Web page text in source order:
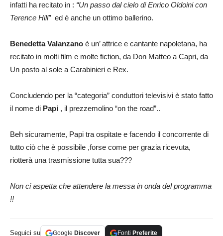
infatti ha recitato in : “Un passo dal cielo di Enrico Oldoini con
Terence Hill”ed è anche un ottimo ballerino.
Benedetta Valanzano è un’ attrice e cantante napoletana, ha
recitato in molti film e molte fiction, da Don Matteo a Capri, da
Un posto al sole a Carabinieri e Rex.
Concludendo per la “categoria” conduttori televisivi è stato fatto
il nome di Papi , il prezzemolino “on the road”..
Beh sicuramente, Papi tra ospitate e facendo il concorrente di
tutto ciò che è possibile ,forse come per grazia ricevuta,
riotterà una trasmissione tutta sua???
Non ci aspetta che attendere la messa in onda del programma
!!
Seguici su Google Discover Fonti Preferite